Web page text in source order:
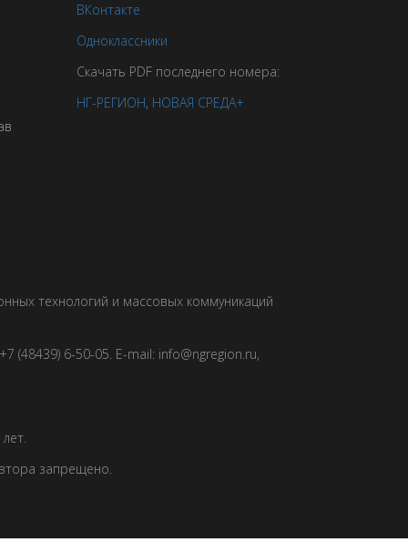
ВКонтакте
Одноклассники
Скачать PDF последнего номера:
НГ-РЕГИОН, НОВАЯ СРЕДА+
технологий и массовых коммуникаций
(48439) 6-50-05. E-mail: info@ngregion.ru,
запрещено.